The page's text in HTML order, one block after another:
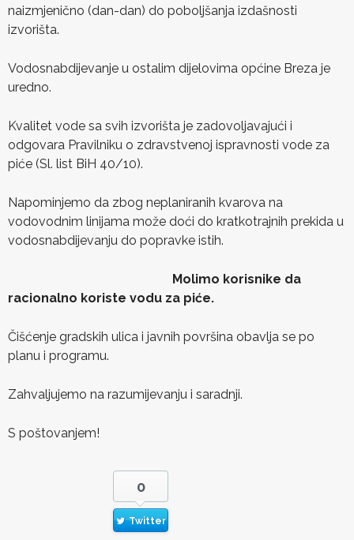
naizmjenično (dan-dan) do poboljšanja izdašnosti
izvorišta.
Vodosnabdijevanje u ostalim dijelovima općine Breza je
uredno.
Kvalitet vode sa svih izvorišta je zadovoljavajući i
odgovara Pravilniku o zdravstvenoj ispravnosti vode za
piće (Sl. list BiH 40/10).
Napominjemo da zbog neplaniranih kvarova na
vodovodnim linijama može doći do kratkotrajnih prekida u
vodosnabdijevanju do popravke istih.
Molimo korisnike da
racionalno koriste vodu za piće.
Čišćenje gradskih ulica i javnih površina obavlja se po
planu i programu.
Zahvaljujemo na razumijevanju i saradnji.
S poštovanjem!
0
Twitter